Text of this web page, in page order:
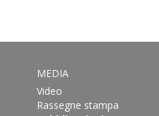
MEDIA
Video
Rassegne stampa